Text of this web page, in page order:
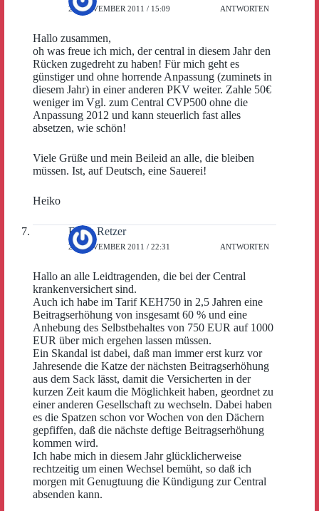
29. NOVEMBER 2011 / 15:09 ANTWORTEN
Hallo zusammen,
oh was freue ich mich, der central in diesem Jahr den
Rücken zugedreht zu haben! Für mich geht es
günstiger und ohne horrende Anpassung (zuminets in
diesem Jahr) in einer anderen PKV weiter. Zahle 50€
weniger im Vgl. zum Central CVP500 ohne die
Anpassung 2012 und kann steuerlich fast alles
absetzen, wie schön!
Viele Grüße und mein Beileid an alle, die bleiben
müssen. Ist, auf Deutsch, eine Sauerei!
Heiko
Franz Retzer
29. NOVEMBER 2011 / 22:31 ANTWORTEN
Hallo an alle Leidtragenden, die bei der Central
krankenversichert sind.
Auch ich habe im Tarif KEH750 in 2,5 Jahren eine
Beitragserhöhung von insgesamt 60 % und eine
Anhebung des Selbstbehaltes von 750 EUR auf 1000
EUR über mich ergehen lassen müssen.
Ein Skandal ist dabei, daß man immer erst kurz vor
Jahresende die Katze der nächsten Beitragserhöhung
aus dem Sack lässt, damit die Versicherten in der
kurzen Zeit kaum die Möglichkeit haben, geordnet zu
einer anderen Gesellschaft zu wechseln. Dabei haben
es die Spatzen schon vor Wochen von den Dächern
gepfiffen, daß die nächste deftige Beitragserhöhung
kommen wird.
Ich habe mich in diesem Jahr glücklicherweise
rechtzeitig um einen Wechsel bemüht, so daß ich
morgen mit Genugtuung die Kündigung zur Central
absenden kann.